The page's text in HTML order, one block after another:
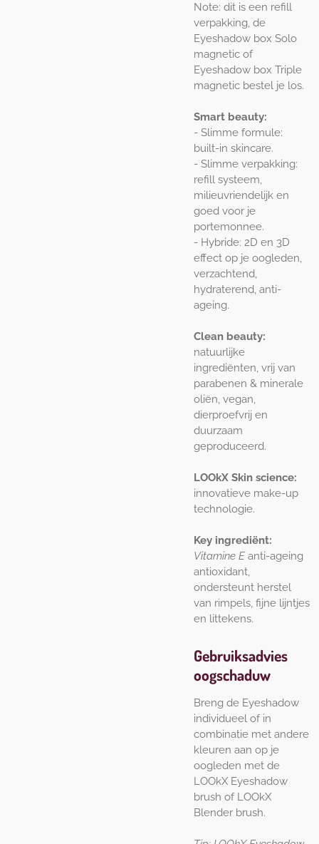
Note: dit is een refill
verpakking, de
Eyeshadow box Solo
magnetic of
Eyeshadow box Triple
magnetic bestel je los.
Smart beauty:
- Slimme formule:
built-in skincare.
- Slimme verpakking:
refill systeem,
milieuvriendelijk en
goed voor je
portemonnee.
- Hybride: 2D en 3D
effect op je oogleden,
verzachtend,
hydraterend, anti-
ageing.
Clean beauty:
natuurlijke
ingrediënten, vrij van
parabenen & minerale
oliën, vegan,
dierproefvrij en
duurzaam
geproduceerd.
LOOkX Skin science:
innovatieve make-up
technologie.
Key ingrediënt:
Vitamine Eanti-ageing
antioxidant,
ondersteunt herstel
van rimpels, fijne lijntjes
en littekens.
Gebruiksadvies
oogschaduw
Breng de Eyeshadow
individueel of in
combinatie met andere
kleuren aan op je
oogleden met de
LOOkX Eyeshadow
brush of LOOkX
Blender brush.